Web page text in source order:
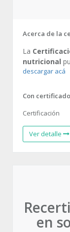
Acerca de la
La
nutricional
descargar acá
Con certificado
Certificación
Ver detalle
en